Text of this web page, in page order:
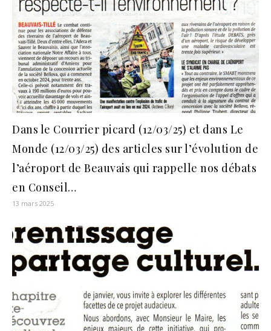
Dans le Courrier picard (12/03/25) et dans Le
Monde (12/03/25) des articles sur l’évolution de
l’aéroport de Beauvais qui rappelle nos débats
en Conseil…
13 mars 2025